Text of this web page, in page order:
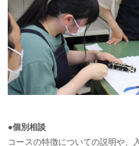
●個別相談
コースの特徴についての説明や、